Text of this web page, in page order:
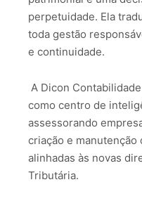
perpetuidade. Ela
toda gestão
e continuidade.
A Dicon
como centro de
assessorando
criação e
alinhadas às novas
Tributária.